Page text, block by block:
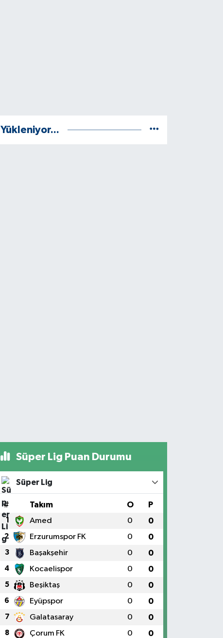
Yükleniyor...
Süper Lig Puan Durumu
Süper Lig
# Takım O P
1 Amed 0 0
2 Erzurumspor FK 0 0
3 Başakşehir 0 0
4 Kocaelispor 0 0
5 Beşiktaş 0 0
6 Eyüpspor 0 0
7 Galatasaray 0 0
8 Çorum FK 0 0